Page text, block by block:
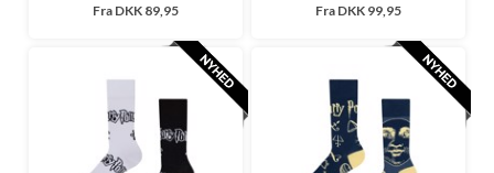
Ravenclaw harry potter
Slytherin harry potter
Voldermort harry potter
Fra DKK 89,95 Fra DKK 99,95